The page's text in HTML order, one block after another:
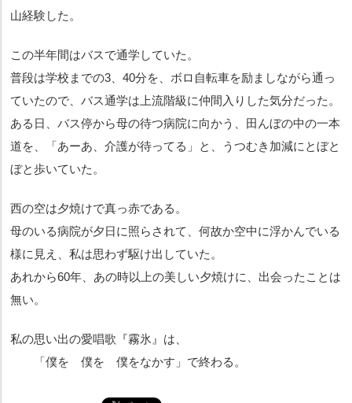
山経験した。
この半年間はバスで通学していた。
普段は学校までの3、40分を、ボロ自転車を励ましながら通っ
ていたので、バス通学は上流階級に仲間入りした気分だった。
ある日、バス停から母の待つ病院に向かう、田んぼの中の一本
道を、「あーあ、介護が待ってる」と、うつむき加減にとぼと
ぼと歩いていた。
西の空は夕焼けで真っ赤である。
母のいる病院が夕日に照らされて、何故か空中に浮かんでいる
様に見え、私は思わず駆け出していた。
あれから60年、あの時以上の美しい夕焼けに、出会ったことは
無い。
私の思い出の愛唱歌『霧氷』は、
「僕を 僕を 僕をなかす」で終わる。